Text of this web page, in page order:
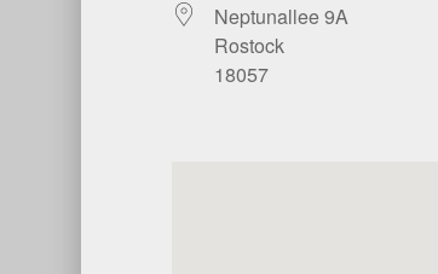
Neptunallee 9A
Rostock
18057